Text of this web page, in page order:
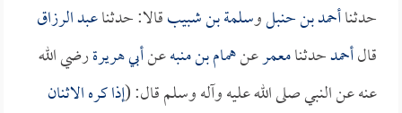
حدثناأحمد بن حنبلوسلمة بن شبيبقالا: حدثناعبد الرزاق
قالأحمدحدثنامعمرعنهمام بن منبهعنأبي هريرةرضي الله
عنه عن النبي صلى الله عليه وآله وسلم قال: (إذا كره الاثنان